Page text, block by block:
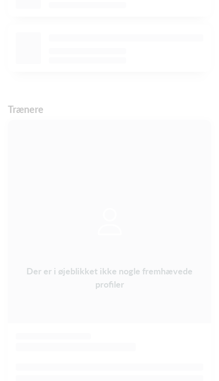
Trænere
Der er i øjeblikket ikke nogle fremhævede
profiler